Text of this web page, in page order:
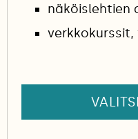
näköislehtien